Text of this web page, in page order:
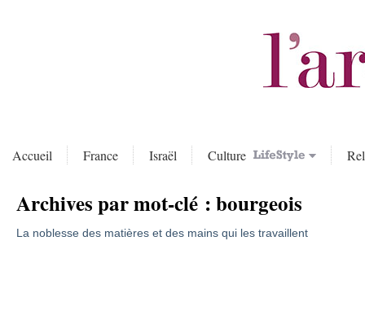
Accueil France Israël Culture
Archives par mot-clé :bourgeois
La noblesse des matières et des mains qui les travaillent